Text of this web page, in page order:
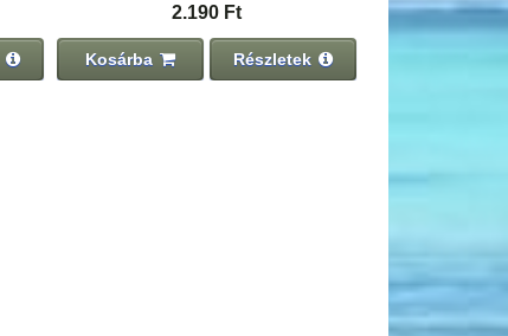
2.190 Ft
Kosárba Részletek